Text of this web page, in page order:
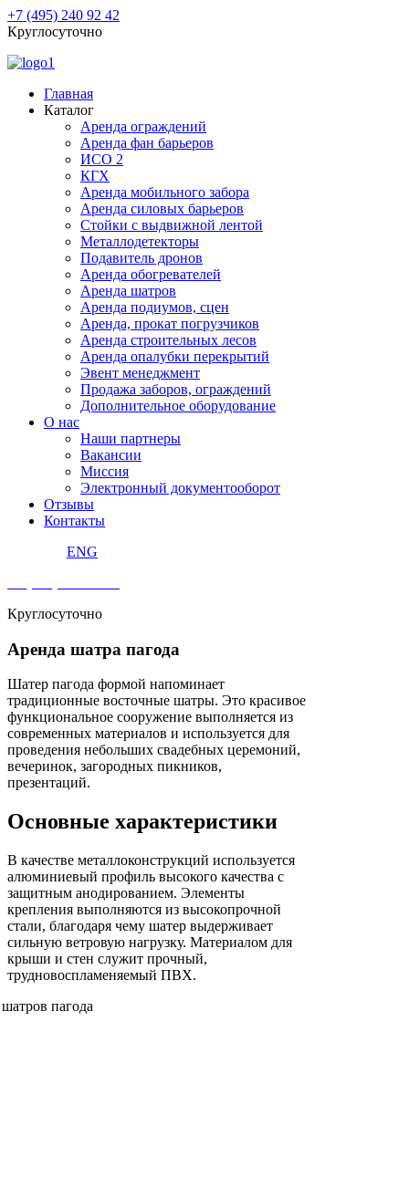
+7 (495) 240 92 42
Круглосуточно
Главная
Каталог
Аренда ограждений
Аренда фан барьеров
ИСО 2
КГХ
Аренда мобильного забора
Аренда силовых барьеров
Стойки с выдвижной лентой
Металлодетекторы
Подавитель дронов
Аренда обогревателей
Аренда шатров
Аренда подиумов, сцен
Аренда, прокат погрузчиков
Аренда строительных лесов
Аренда опалубки перекрытий
Эвент менеджмент
Продажа заборов, ограждений
Дополнительное оборудование
О нас
Наши партнеры
Вакансии
Миссия
Электронный документооборот
Отзывы
Контакты
ENG
Круглосуточно
Аренда шатра пагода
Шатер пагода формой напоминает
традиционные восточные шатры. Это красивое
функциональное сооружение выполняется из
современных материалов и используется для
проведения небольших свадебных церемоний,
вечеринок, загородных пикников,
презентаций.
Основные характеристики
В качестве металлоконструкций используется
алюминиевый профиль высокого качества с
защитным анодированием. Элементы
крепления выполняются из высокопрочной
стали, благодаря чему шатер выдерживает
сильную ветровую нагрузку. Материалом для
крыши и стен служит прочный,
трудновоспламеняемый ПВХ.